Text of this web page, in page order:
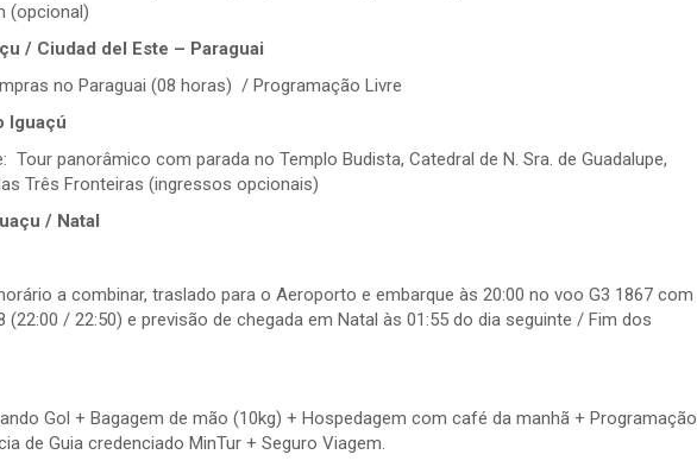
(opcional)
/ Ciudad del Este – Paraguai
no Paraguai (08 horas) / Programação Livre
Iguaçú
panorâmico com parada no Templo Budista, Catedral de N. Sra. de Guadalupe,
Três Fronteiras (ingressos opcionais)
/ Natal
a combinar, traslado para o Aeroporto e embarque às 20:00 no voo G3 1867 com
(22:00 / 22:50) e previsão de chegada em Natal às 01:55 do dia seguinte / Fim dos
Gol + Bagagem de mão (10kg) + Hospedagem com café da manhã + Programação
de Guia credenciado MinTur + Seguro Viagem.